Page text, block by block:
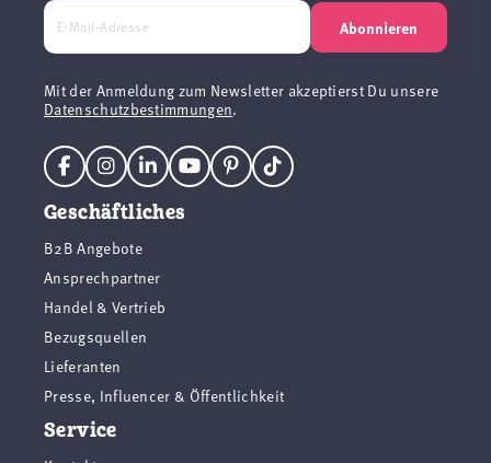
Abonnieren
Mit der Anmeldung zum Newsletter akzeptierst Du unsere
Datenschutzbestimmungen.
Geschäftliches
B2B Angebote
Ansprechpartner
Handel & Vertrieb
Bezugsquellen
Lieferanten
Presse, Influencer & Öffentlichkeit
Service